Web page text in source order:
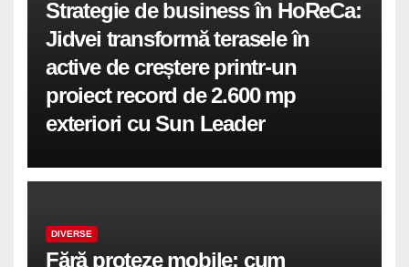
Strategie de business în HoReCa:
Jidvei transformă terasele în
active de creștere printr-un
proiect record de 2.600 mp
exteriori cu Sun Leader
DIVERSE
Fără proteze mobile: cum